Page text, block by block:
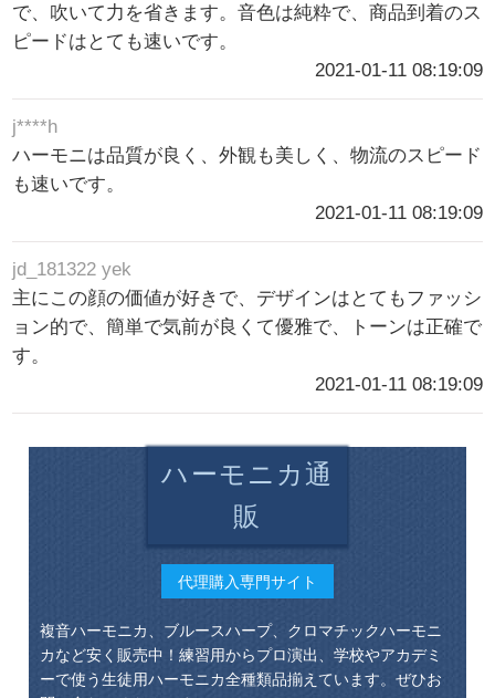
で、吹いて力を省きます。音色は純粋で、商品到着のス
ピードはとても速いです。
2021-01-11 08:19:09
j****h
ハーモニは品質が良く、外観も美しく、物流のスピード
も速いです。
2021-01-11 08:19:09
jd_181322 yek
主にこの顔の価値が好きで、デザインはとてもファッシ
ョン的で、簡単で気前が良くて優雅で、トーンは正確で
す。
2021-01-11 08:19:09
ハーモニカ通
販
代理購入専門サイト
複音ハーモニカ、ブルースハープ、クロマチックハーモニ
カなど安く販売中！練習用からプロ演出、学校やアカデミ
ーで使う生徒用ハーモニカ全種類品揃えています。ぜひお